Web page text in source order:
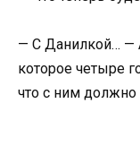
— С Данилкой… —
которое четыре
что с ним